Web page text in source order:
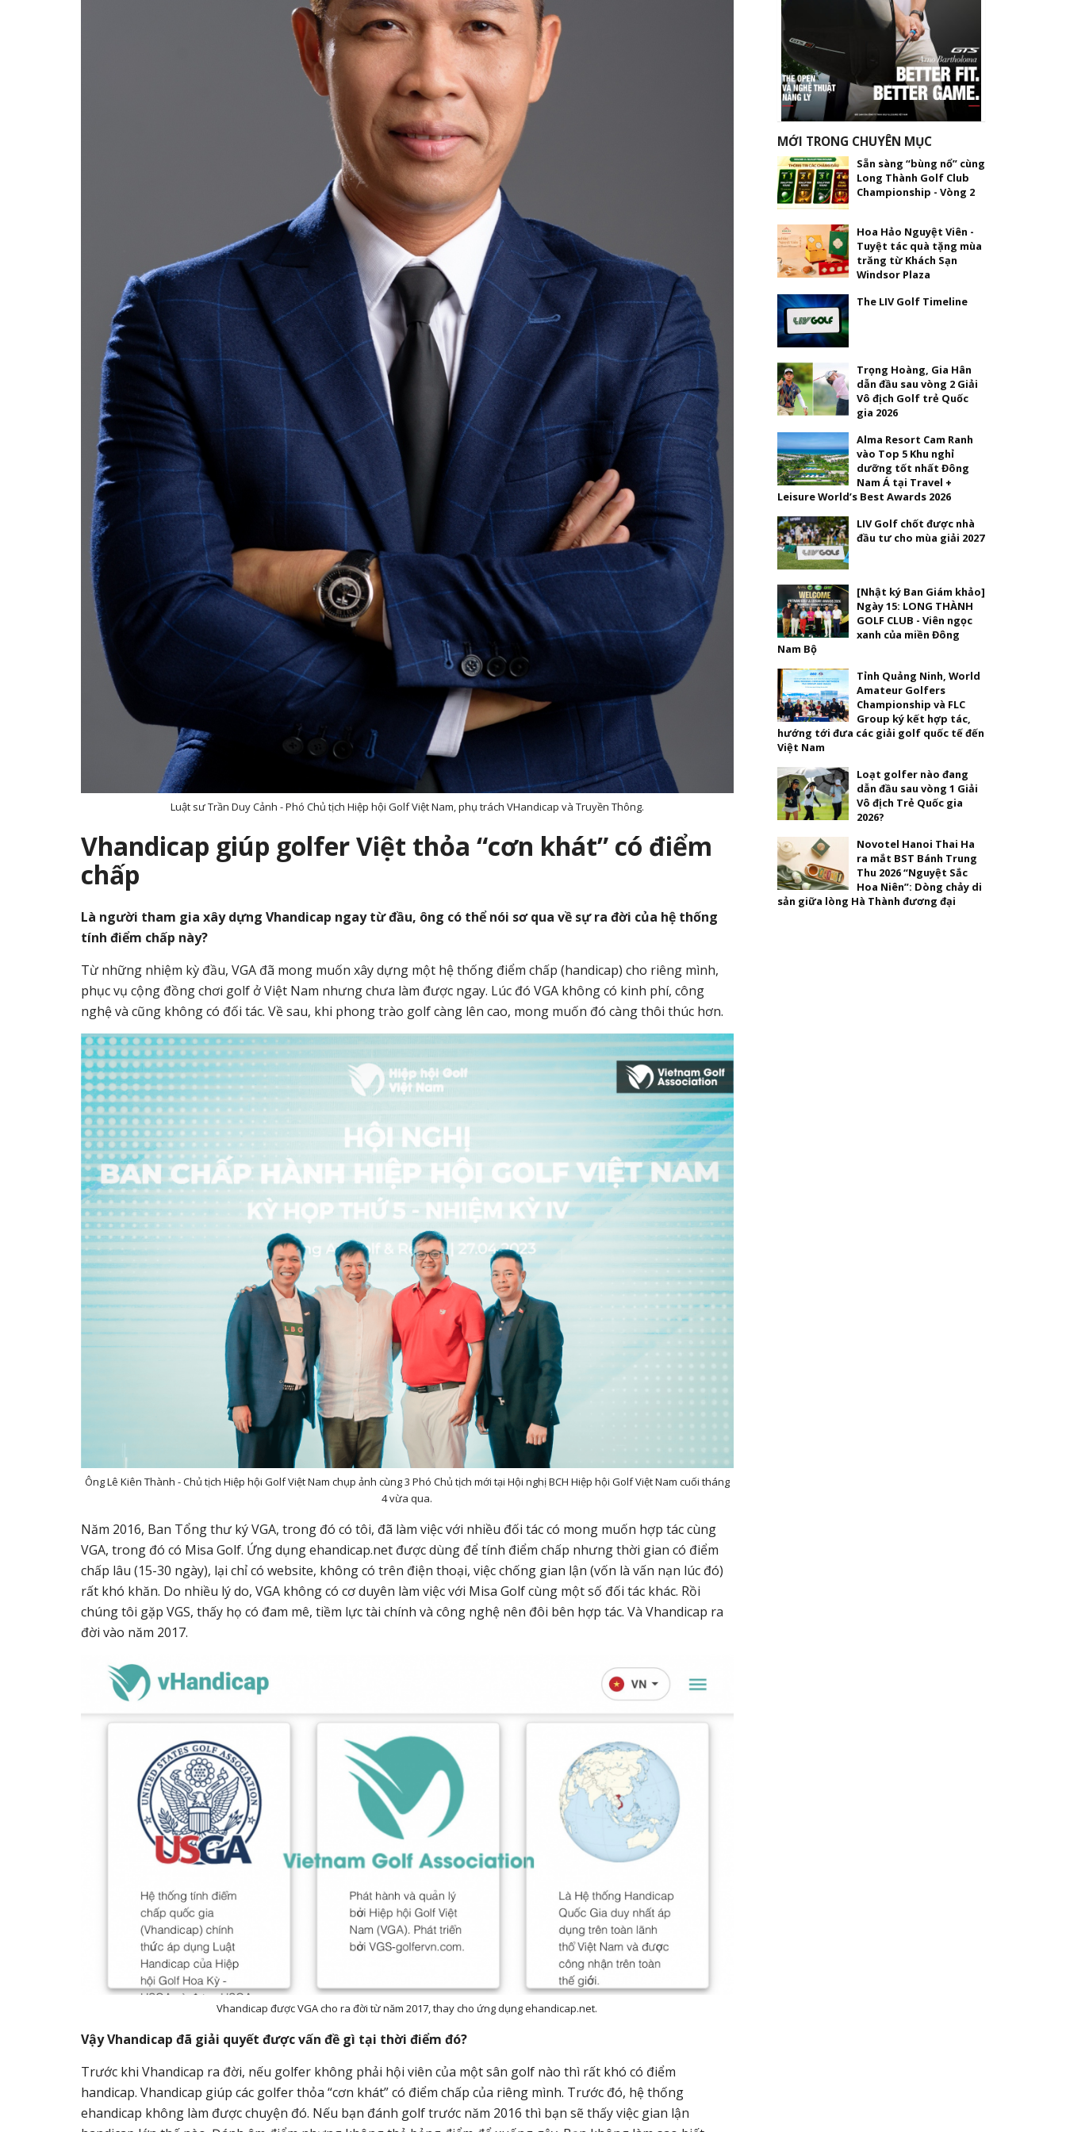
Luật sư Trần Duy Cảnh - Phó Chủ tịch Hiệp hội Golf Việt Nam, phụ trách VHandicap và Truyền Thông.
Vhandicap giúp golfer Việt thỏa “cơn khát” có điểm
chấp
Là người tham gia xây dựng Vhandicap ngay từ đầu, ông có thể nói sơ qua về sự ra đời của hệ thống
tính điểm chấp này?
Từ những nhiệm kỳ đầu, VGA đã mong muốn xây dựng một hệ thống điểm chấp (handicap) cho riêng mình,
phục vụ cộng đồng chơi golf ở Việt Nam nhưng chưa làm được ngay. Lúc đó VGA không có kinh phí, công
nghệ và cũng không có đối tác. Về sau, khi phong trào golf càng lên cao, mong muốn đó càng thôi thúc hơn.
Ông Lê Kiên Thành - Chủ tịch Hiệp hội Golf Việt Nam chụp ảnh cùng 3 Phó Chủ tịch mới tại Hội nghị BCH Hiệp hội Golf Việt Nam cuối tháng
4 vừa qua.
Năm 2016, Ban Tổng thư ký VGA, trong đó có tôi, đã làm việc với nhiều đối tác có mong muốn hợp tác cùng
VGA, trong đó có Misa Golf. Ứng dụng ehandicap.net được dùng để tính điểm chấp nhưng thời gian có điểm
chấp lâu (15-30 ngày), lại chỉ có website, không có trên điện thoại, việc chống gian lận (vốn là vấn nạn lúc đó)
rất khó khăn. Do nhiều lý do, VGA không có cơ duyên làm việc với Misa Golf cùng một số đối tác khác. Rồi
chúng tôi gặp VGS, thấy họ có đam mê, tiềm lực tài chính và công nghệ nên đôi bên hợp tác. Và Vhandicap ra
đời vào năm 2017.
Vhandicap được VGA cho ra đời từ năm 2017, thay cho ứng dụng ehandicap.net.
Vậy Vhandicap đã giải quyết được vấn đề gì tại thời điểm đó?
Trước khi Vhandicap ra đời, nếu golfer không phải hội viên của một sân golf nào thì rất khó có điểm
handicap. Vhandicap giúp các golfer thỏa “cơn khát” có điểm chấp của riêng mình. Trước đó, hệ thống
ehandicap không làm được chuyện đó. Nếu bạn đánh golf trước năm 2016 thì bạn sẽ thấy việc gian lận
MỚI TRONG CHUYÊN MỤC
Sẵn sàng “bùng nổ” cùng
Long Thành Golf Club
Championship - Vòng 2
Hoa Hảo Nguyệt Viên -
Tuyệt tác quà tặng mùa
trăng từ Khách Sạn
Windsor Plaza
The LIV Golf Timeline
Trọng Hoàng, Gia Hân
dẫn đầu sau vòng 2 Giải
Vô địch Golf trẻ Quốc
gia 2026
Alma Resort Cam Ranh
vào Top 5 Khu nghỉ
dưỡng tốt nhất Đông
Nam Á tại Travel +
Leisure World’s Best Awards 2026
LIV Golf chốt được nhà
đầu tư cho mùa giải 2027
[Nhật ký Ban Giám khảo]
Ngày 15: LONG THÀNH
GOLF CLUB - Viên ngọc
xanh của miền Đông
Nam Bộ
Tỉnh Quảng Ninh, World
Amateur Golfers
Championship và FLC
Group ký kết hợp tác,
hướng tới đưa các giải golf quốc tế đến
Việt Nam
Loạt golfer nào đang
dẫn đầu sau vòng 1 Giải
Vô địch Trẻ Quốc gia
2026?
Novotel Hanoi Thai Ha
ra mắt BST Bánh Trung
Thu 2026 “Nguyệt Sắc
Hoa Niên”: Dòng chảy di
sản giữa lòng Hà Thành đương đại